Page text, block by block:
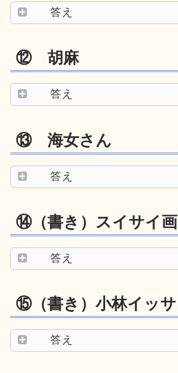
答え
⑫ 胡麻
答え
⑬ 海女さん
答え
⑭（書き）スイサイ画
答え
⑮（書き）小林イッサ
答え